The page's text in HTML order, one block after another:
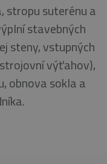
stropu suterénu a
stavebných
steny, vstupných
výťahov),
obnova sokla a